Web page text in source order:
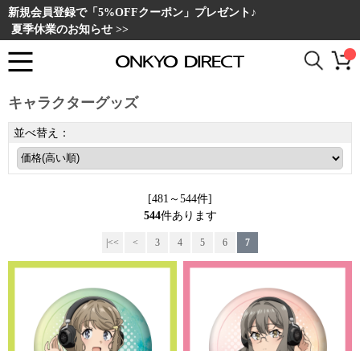
新規会員登録で「5%OFFクーポン」プレゼント♪
夏季休業のお知らせ >>
キャラクターグッズ
並べ替え：
[481～544件]
544件あります
|<< < 3 4 5 6 7